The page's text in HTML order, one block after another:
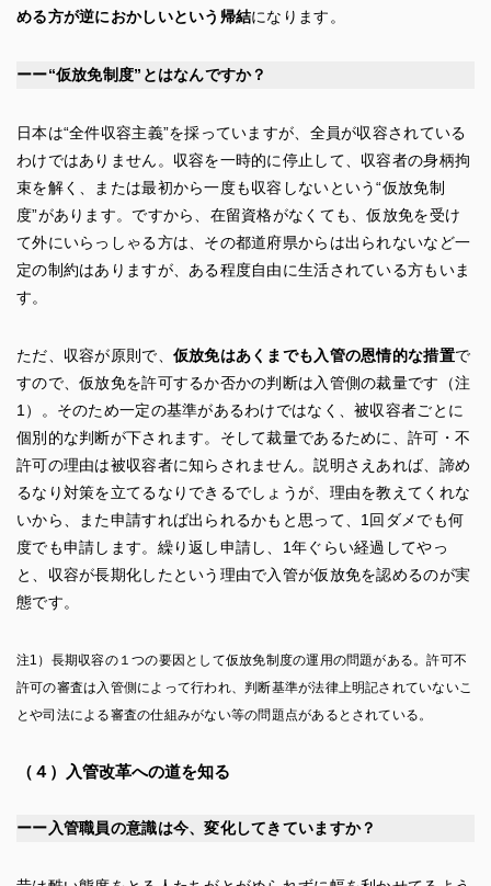
める方が逆におかしいという帰結になります。
ーー“仮放免制度”とはなんですか？
日本は“全件収容主義”を採っていますが、全員が収容されている
わけではありません。収容を一時的に停止して、収容者の身柄拘
束を解く、または最初から一度も収容しないという“仮放免制
度”があります。ですから、在留資格がなくても、仮放免を受け
て外にいらっしゃる方は、その都道府県からは出られないなど一
定の制約はありますが、ある程度自由に生活されている方もいま
す。
ただ、収容が原則で、 仮放免はあくまでも入管の恩情的な措置で
すので、仮放免を許可するか否かの判断は入管側の裁量です（注
1）。そのため一定の基準があるわけではなく、被収容者ごとに
個別的な判断が下されます。そして裁量であるために、許可・不
許可の理由は被収容者に知らされません。説明さえあれば、諦め
るなり対策を立てるなりできるでしょうが、理由を教えてくれな
いから、また申請すれば出られるかもと思って、1回ダメでも何
度でも申請します。繰り返し申請し、1年ぐらい経過してやっ
と、収容が長期化したという理由で入管が仮放免を認めるのが実
態です。
注1）長期収容の１つの要因として仮放免制度の運用の問題がある。許可不
許可の審査は入管側によって行われ、判断基準が法律上明記されていないこ
とや司法による審査の仕組みがない等の問題点があるとされている。
（４） 入管改革への道を知る
ーー入管職員の意識は今、変化してきていますか？